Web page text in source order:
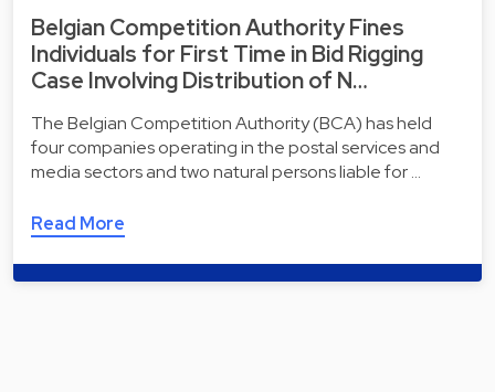
Belgian Competition Authority Fines
Individuals for First Time in Bid Rigging
Case Involving Distribution of N…
The Belgian Competition Authority (BCA) has held
four companies operating in the postal services and
media sectors and two natural persons liable for …
Read More